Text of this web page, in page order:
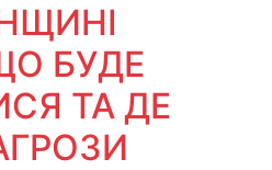
БУДЕ
ТА ДЕ